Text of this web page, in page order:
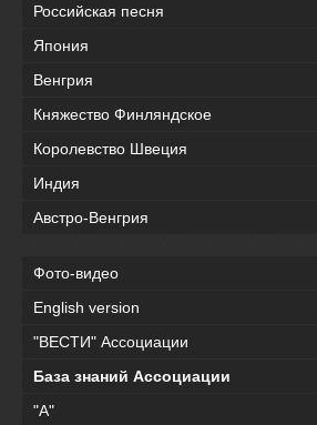
Российская песня
Япония
Венгрия
Княжество Финляндское
Королевство Швеция
Индия
Австро-Венгрия
Фото-видео
English version
"ВЕСТИ" Ассоциации
База знаний Ассоциации
"А"